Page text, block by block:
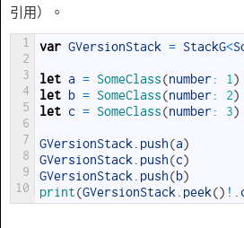
引用）。
1
2
3
4
5
6
7
8
9
10
var GVersionStack = StackG<
let a = SomeClass(number: 1 )
let
b = SomeClass(number: 2)
let c = SomeClass(number: 3)
GVersionStack push(a)
GVersionStack
push(c)
GVersionStack
push(b)
print(GVersionStack peek() !